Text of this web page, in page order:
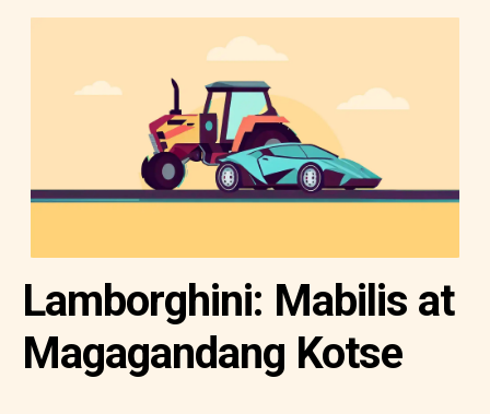
Lamborghini: Mabilis at
Magagandang Kotse